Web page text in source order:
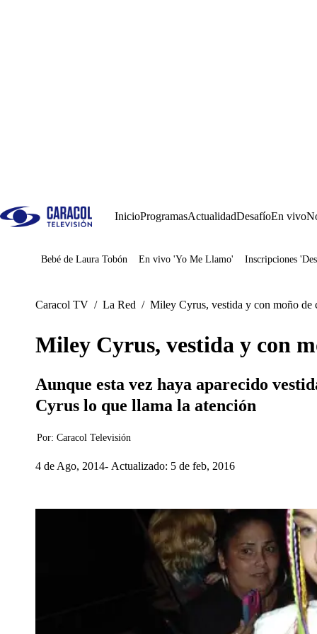
InicioProgramasActualidadDesafíoEn vivo
Juegos
Bebé de Laura Tobón En vivo 'Yo Me Llamo' Inscripciones
Caracol TV / La Red / Miley Cyrus, vestida y con moño de
Miley Cyrus, vestida y con
Aunque esta vez haya aparecido
Cyrus lo que llama la atención
Por: Caracol Televisión
4 de Ago, 2014 Actualizado: 5 de feb, 2016